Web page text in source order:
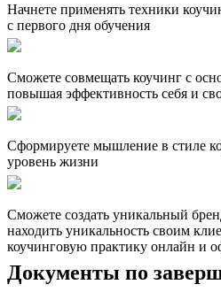
Начнете применять техники
с первого дня обучения
Сможете совмещать коучинг с
повышая эффективность себя и
Сформируете мышление в стиле
уровень жизни
Сможете создать уникальный
находить уникальность своим
коучинговую практику онлайн и
Документы по